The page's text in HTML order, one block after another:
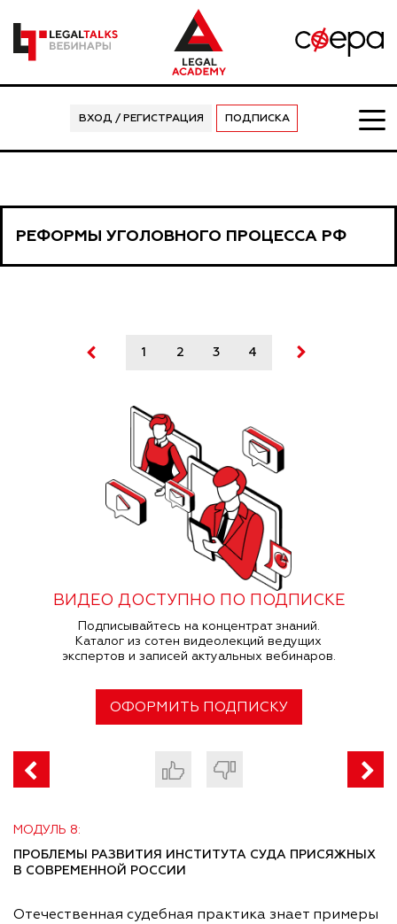
ВХОД / РЕГИСТРАЦИЯ ПОДПИСКА
РЕФОРМЫ УГОЛОВНОГО ПРОЦЕССА РФ
1 2 3 4
ВИДЕО ДОСТУПНО ПО ПОДПИСКЕ
Подписывайтесь на концентрат знаний.
Каталог из сотен видеолекций ведущих
экспертов и записей актуальных вебинаров.
ОФОРМИТЬ ПОДПИСКУ
МОДУЛЬ 8:
ПРОБЛЕМЫ РАЗВИТИЯ ИНСТИТУТА СУДА ПРИСЯЖНЫХ
В СОВРЕМЕННОЙ РОССИИ
Отечественная судебная практика знает примеры